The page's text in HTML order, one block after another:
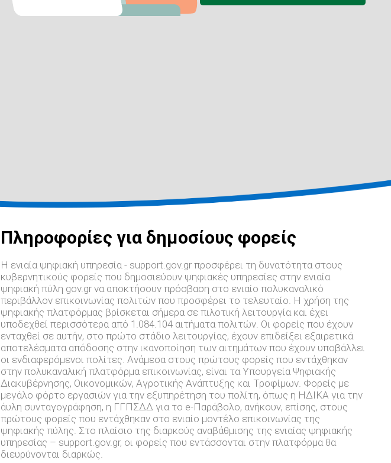
Πληροφορίες για δημοσίους φορείς
Η ενιαία ψηφιακή υπηρεσία - support.gov.gr προσφέρει τη δυνατότητα στους
κυβερνητικούς φορείς που δημοσιεύουν ψηφιακές υπηρεσίες στην ενιαία
ψηφιακή πύλη gov.gr να αποκτήσουν πρόσβαση στο ενιαίο πολυκαναλικό
περιβάλλον επικοινωνίας πολιτών που προσφέρει το τελευταίο. Η χρήση της
ψηφιακής πλατφόρμας βρίσκεται σήμερα σε πιλοτική λειτουργία και έχει
υποδεχθεί περισσότερα από 1.084.104 αιτήματα πολιτών. Οι φορείς που έχουν
ενταχθεί σε αυτήν, στο πρώτο στάδιο λειτουργίας, έχουν επιδείξει εξαιρετικά
αποτελέσματα απόδοσης στην ικανοποίηση των αιτημάτων που έχουν υποβάλλει
οι ενδιαφερόμενοι πολίτες. Ανάμεσα στους πρώτους φορείς που εντάχθηκαν
στην πολυκαναλική πλατφόρμα επικοινωνίας, είναι τα Υπουργεία Ψηφιακής
Διακυβέρνησης, Οικονομικών, Αγροτικής Ανάπτυξης και Τροφίμων. Φορείς με
μεγάλο φόρτο εργασιών για την εξυπηρέτηση του πολίτη, όπως η ΗΔΙΚΑ για την
άυλη συνταγογράφηση, η ΓΓΠΣΔΔ για το e-Παράβολο, ανήκουν, επίσης, στους
πρώτους φορείς που εντάχθηκαν στο ενιαίο μοντέλο επικοινωνίας της
ψηφιακής πύλης. Στο πλαίσιο της διαρκούς αναβάθμισης της ενιαίας ψηφιακής
υπηρεσίας – support.gov.gr, oι φορείς που εντάσσονται στην πλατφόρμα θα
διευρύνονται διαρκώς.